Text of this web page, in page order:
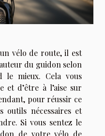
vélo de route, il est
du guidon selon
le mieux. Cela vous
et d’être à l’aise sur
pour réussir ce
nécessaires et
Si vous sentez le